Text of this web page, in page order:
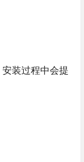
装过程中会提